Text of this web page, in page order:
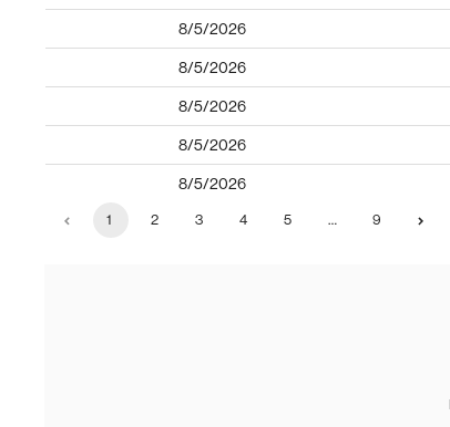
8/5/2026
8/5/2026
8/5/2026
8/5/2026
8/5/2026
1 2 3 4 5 … 9